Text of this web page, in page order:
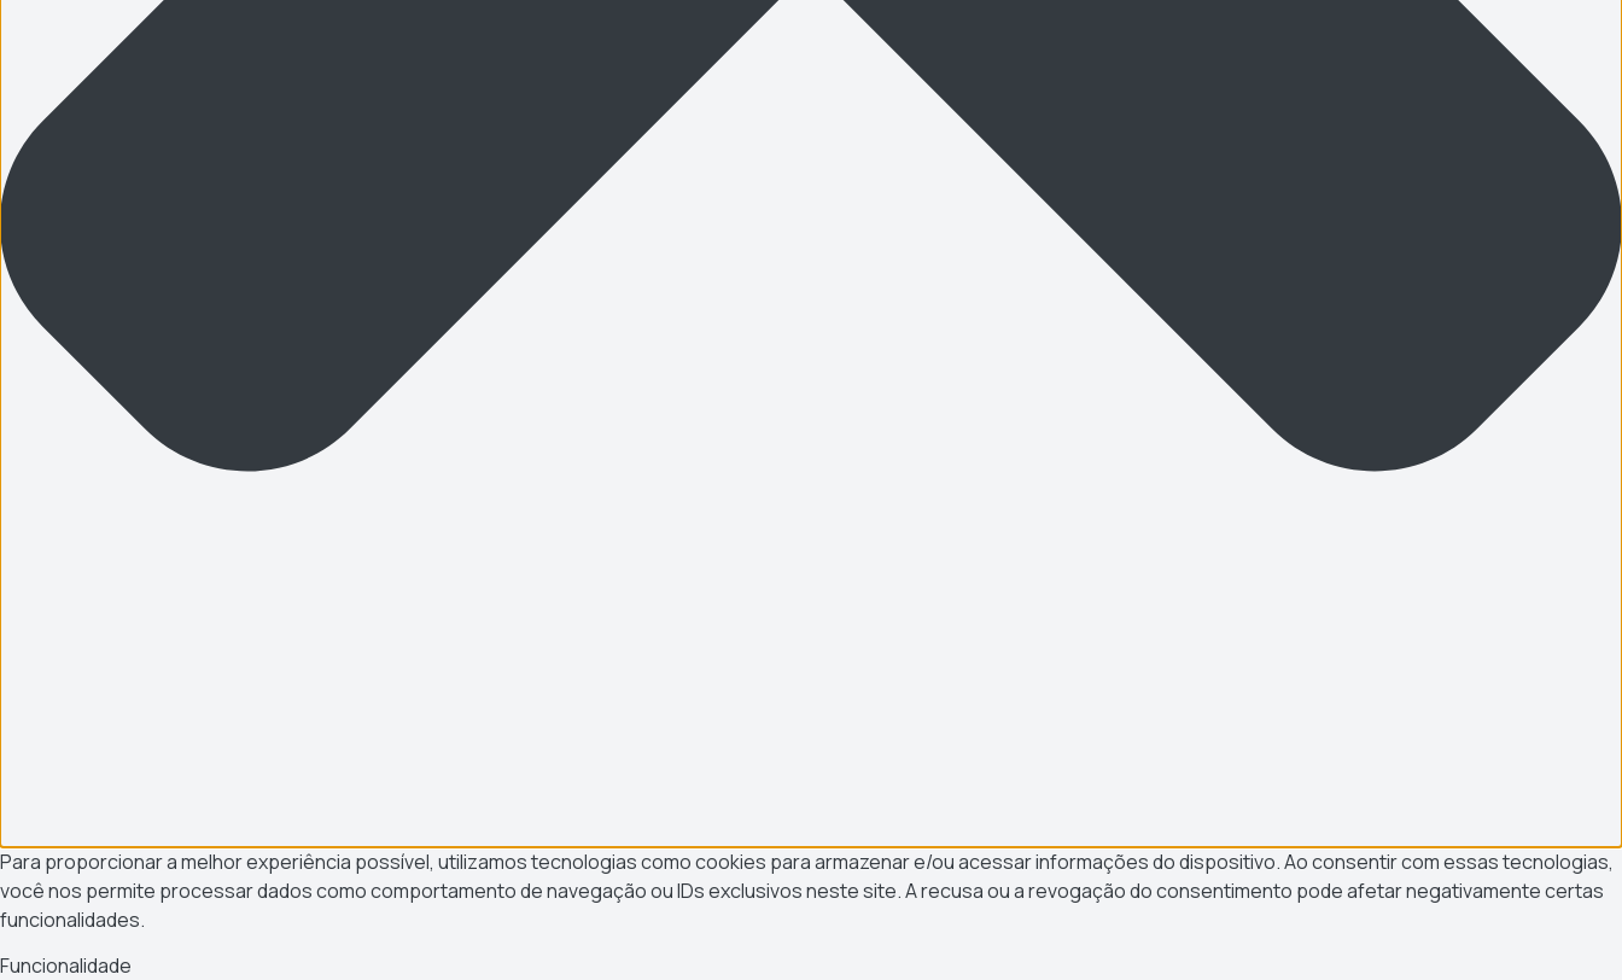
Para proporcionar a melhor experiência possível, utilizamos tecnologias como cookies para armazenar e/ou acessar informações do dispositivo. Ao consentir com essas tecnologias,
você nos permite processar dados como comportamento de navegação ou IDs exclusivos neste site. A recusa ou a revogação do consentimento pode afetar negativamente certas
funcionalidades.
Funcionalidade